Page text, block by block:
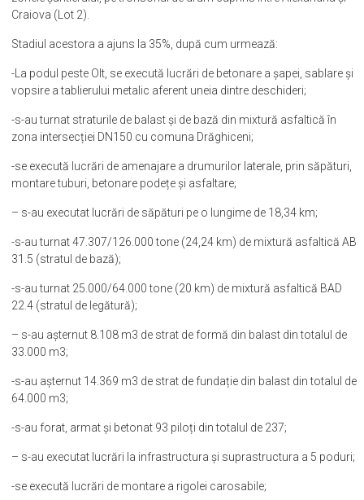
Craiova (Lot 2).
Stadiul acestora a ajuns la 35%, după cum urmează:
-La podul peste Olt, se execută lucrări de betonare a șapei, sablare și
vopsire a tablierului metalic aferent uneia dintre deschideri;
-s-au turnat straturile de balast și de bază din mixtură asfaltică în
zona intersecției DN150 cu comuna Drăghiceni;
-se execută lucrări de amenajare a drumurilor laterale, prin săpături,
montare tuburi, betonare podețe și asfaltare;
– s-au executat lucrări de săpături pe o lungime de 18,34 km;
-s-au turnat 47.307/126.000 tone (24,24 km) de mixtură asfaltică AB
31.5 (stratul de bază);
-s-au turnat 25.000/64.000 tone (20 km) de mixtură asfaltică BAD
22.4 (stratul de legătură);
– s-au așternut 8.108 m3 de strat de formă din balast din totalul de
33.000 m3;
-s-au așternut 14.369 m3 de strat de fundație din balast din totalul de
64.000 m3;
-s-au forat, armat și betonat 93 piloți din totalul de 237;
– s-au executat lucrări la infrastructura și suprastructura a 5 poduri;
-se execută lucrări de montare a rigolei carosabile;